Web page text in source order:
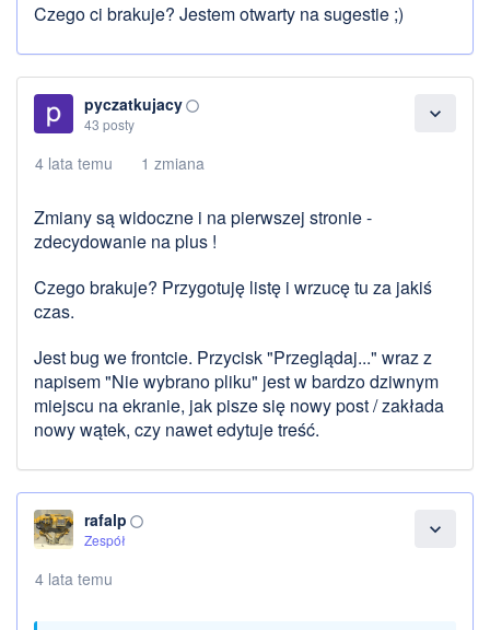
Czego ci brakuje? Jestem otwarty na sugestie ;)
expand_more
pyczatkujacy panorama_fish_eye
43 posty
4 lata temu 1 zmiana
Zmiany są widoczne i na pierwszej stronie -
zdecydowanie na plus !
Czego brakuje? Przygotuję listę i wrzucę tu za jakiś
czas.
Jest bug we frontcie. Przycisk "Przeglądaj..." wraz z
napisem "Nie wybrano pliku" jest w bardzo dziwnym
miejscu na ekranie, jak pisze się nowy post / zakłada
nowy wątek, czy nawet edytuje treść.
expand_more
rafalp panorama_fish_eye
Zespół
4 lata temu